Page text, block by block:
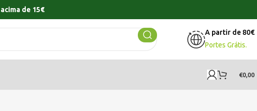
de 15€
A partir de 80€
Portes Grátis.
€0,00